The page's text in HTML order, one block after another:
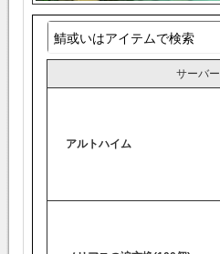
サーバー
アルトハイム